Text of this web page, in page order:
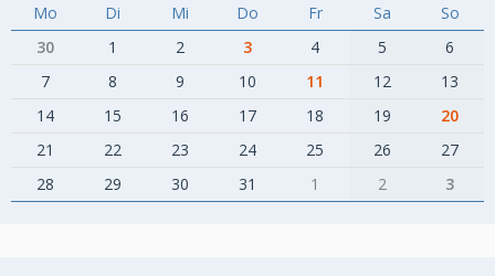
Mo Di Mi Do Fr Sa
So
30
1 2 3 4 5
6
7
8 9 10 11 12
13
14
15 16 17 18 19
20
21
22 23 24 25 26
27
28
29 30 31 1 2 3